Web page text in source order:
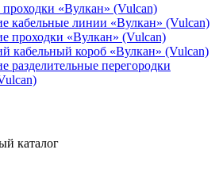
«Вулкан» (Vulcan)
кабельные линии «Вулкан» (Vulcan)
проходки «Вулкан» (Vulcan)
кабельный короб «Вулкан» (Vulcan)
разделительные перегородки
каталог